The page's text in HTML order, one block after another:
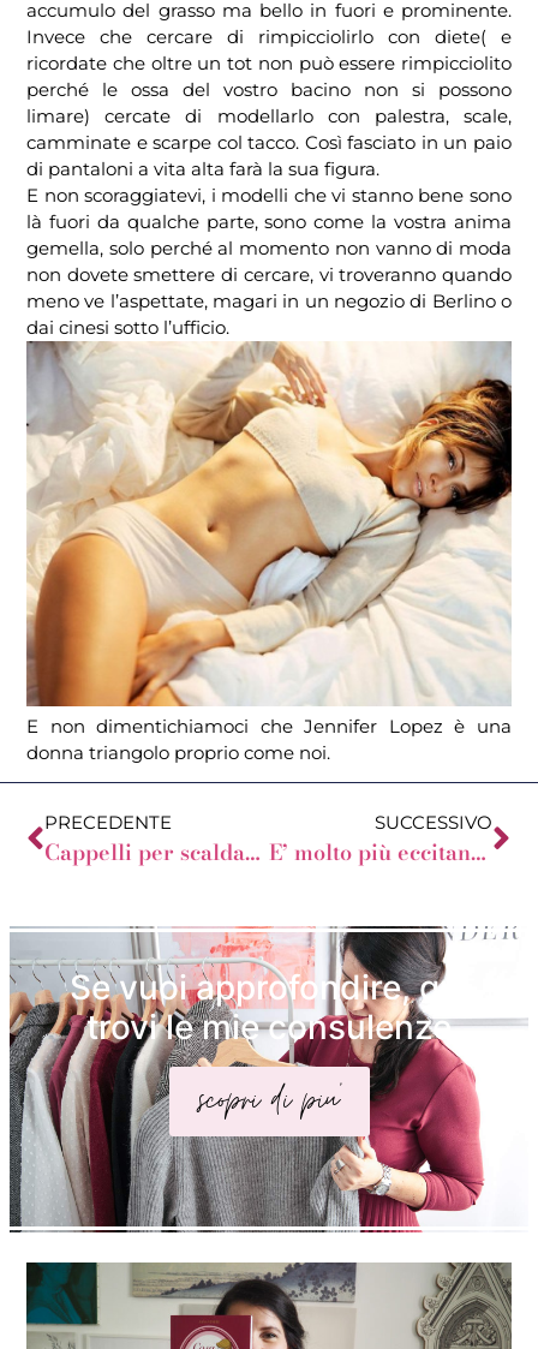
accumulo del grasso ma bello in fuori e prominente.
Invece che cercare di rimpicciolirlo con diete( e
ricordate che oltre un tot non può essere rimpicciolito
perché le ossa del vostro bacino non si possono
limare) cercate di modellarlo con palestra, scale,
camminate e scarpe col tacco. Così fasciato in un paio
di pantaloni a vita alta farà la sua figura.
E non scoraggiatevi, i modelli che vi stanno bene sono
là fuori da qualche parte, sono come la vostra anima
gemella, solo perché al momento non vanno di moda
non dovete smettere di cercare, vi troveranno quando
meno ve l’aspettate, magari in un negozio di Berlino o
dai cinesi sotto l’ufficio.
E non dimentichiamoci che Jennifer Lopez è una
donna triangolo proprio come noi.
PRECEDENTE
Cappelli per scaldarsi e farsi notare!
SUCCESSIVO
E’ molto più eccitante doverlo immaginare
Se vuoi approfondire, qui
trovi le mie consulenze
scopri di piu'